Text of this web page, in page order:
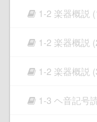
1-2 楽器概説
1-2 楽器概説
1-2 楽器概説
1-3 ヘ音記号